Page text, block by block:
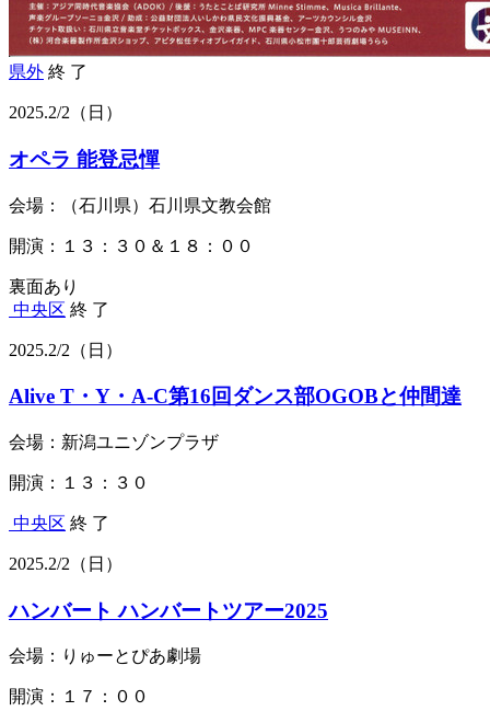
県外 終 了
2025.2/2 （日）
オペラ 能登忌憚
会場：（石川県）石川県文教会館
開演：１３：３０＆１８：００
裏面あり
中央区 終 了
2025.2/2 （日）
Alive T・Y・A-C第16回ダンス部OGOBと仲間達
会場：新潟ユニゾンプラザ
開演：１３：３０
中央区 終 了
2025.2/2 （日）
ハンバート ハンバートツアー2025
会場：りゅーとぴあ劇場
開演：１７：００